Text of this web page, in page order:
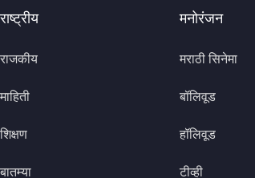
राष्ट्रीय
राजकीय
माहिती
शिक्षण
बातम्या
मनोरंजन
मराठी सिनेमा
बॉलिवूड
हॉलिवूड
टीव्ही